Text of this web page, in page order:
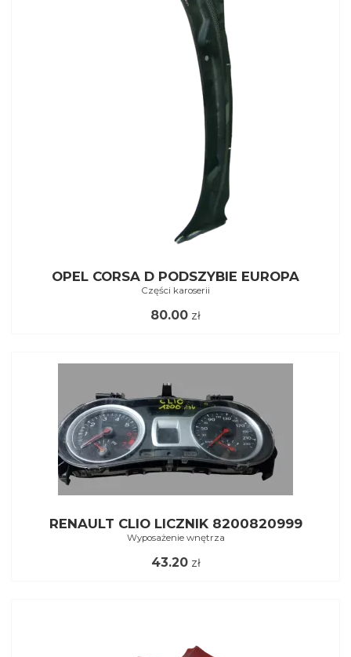
OPEL CORSA D PODSZYBIE EUROPA
Części karoserii
80.00 zł
RENAULT CLIO LICZNIK 8200820999
Wyposażenie wnętrza
43.20zł